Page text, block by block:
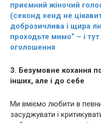
приємний жіночий
(секонд хенд не
доброзичлива і щира
проходьте мимо” – і
оголошення
3. Безумовне кохання
інших, але і до себе
Ми вміємо любити в
засуджувати і